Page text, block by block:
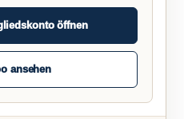
öffnen
ansehen